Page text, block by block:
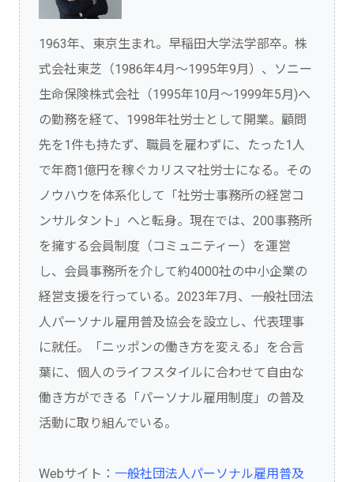
1963年、東京生まれ。早稲田大学法学部卒。株
式会社東芝（1986年4月～1995年9月）、ソニー
生命保険株式会社（1995年10月～1999年5月)へ
の勤務を経て、1998年社労士として開業。顧問
先を1件も持たず、職員を雇わずに、たった1人
で年商1億円を稼ぐカリスマ社労士になる。その
ノウハウを体系化して「社労士事務所の経営コ
ンサルタント」へと転身。現在では、200事務所
を擁する会員制度（コミュニティー）を運営
し、会員事務所を介して約4000社の中小企業の
経営支援を行っている。2023年7月、一般社団法
人パーソナル雇用普及協会を設立し、代表理事
に就任。「ニッポンの働き方を変える」を合言
葉に、個人のライフスタイルに合わせて自由な
働き方ができる「パーソナル雇用制度」の普及
活動に取り組んでいる。
Webサイト： 一般社団法人パーソナル雇用普及